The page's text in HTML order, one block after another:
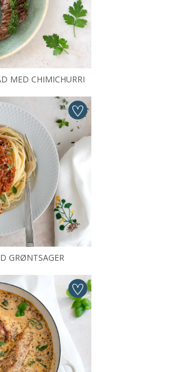
MED CHIMICHURRI
GRØNTSAGER